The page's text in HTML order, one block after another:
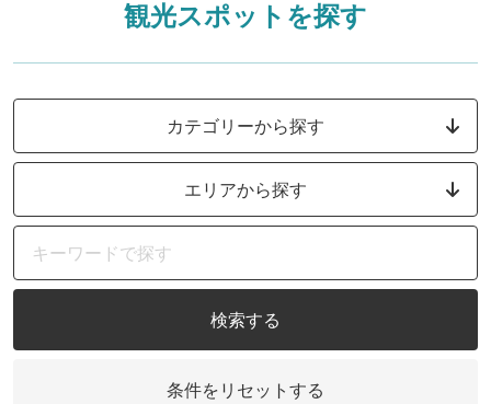
観光スポットを探す
カテゴリーから探す
エリアから探す
検索する
条件をリセットする